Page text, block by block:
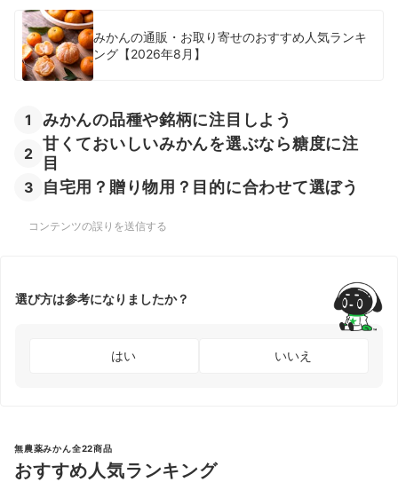
みかんの通販・お取り寄せのおすすめ人気ランキ
ング【2026年8月】
1 みかんの品種や銘柄に注目しよう
2
甘くておいしいみかんを選ぶなら糖度に注
目
3 自宅用？贈り物用？目的に合わせて選ぼう
コンテンツの誤りを送信する
選び方は参考になりましたか？
はい いいえ
無農薬みかん全22商品
おすすめ人気ランキング